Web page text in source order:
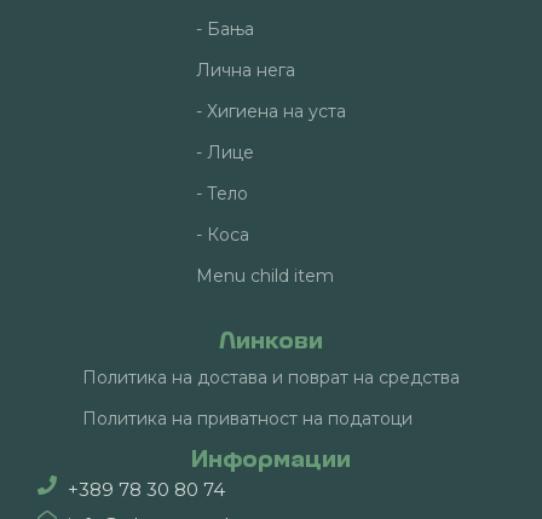
- Бања
Лична нега
- Хигиена на уста
- Лице
- Тело
- Коса
Menu child item
Линкови
Политика на достава и поврат на средства
Политика на приватност на податоци
Информации
+389 78 30 80 74